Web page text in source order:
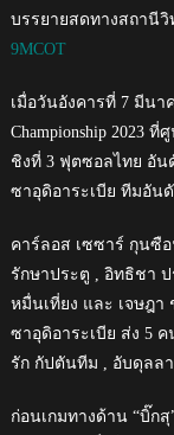
บรรยายสดทางสถานีวิ
9MCOT
เมื่อวันอังคารที่ 7 มีนา
Championship 2023
ชิงที่ 3 ฟุตซอลไทย อัน
ซาอุดิอาระเบีย ทีมอัน
คาร์ลอส เซซาร์ กุนซื
รักษาประตู , อิทธิชา
หมื่นเที่ยง และ เจษฎ
ซาอุดิอาระเบีย ส่ง 5
รัก กัปตันทีม , อับดุลล
ก่อนเกมทางด้าน “บิ๊ก